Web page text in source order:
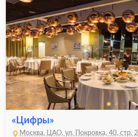
«Цифры»
Москва, ЦАО, ул. Покровка, 40, стр. 2